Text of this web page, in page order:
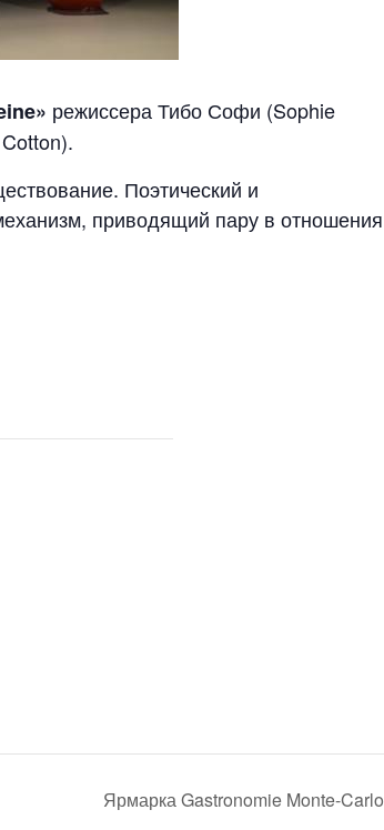
режиссера Тибо Софи (Sophie
Поэтический и
приводящий пару в отношения
Ярмарка Gastronomie Monte-Carlo